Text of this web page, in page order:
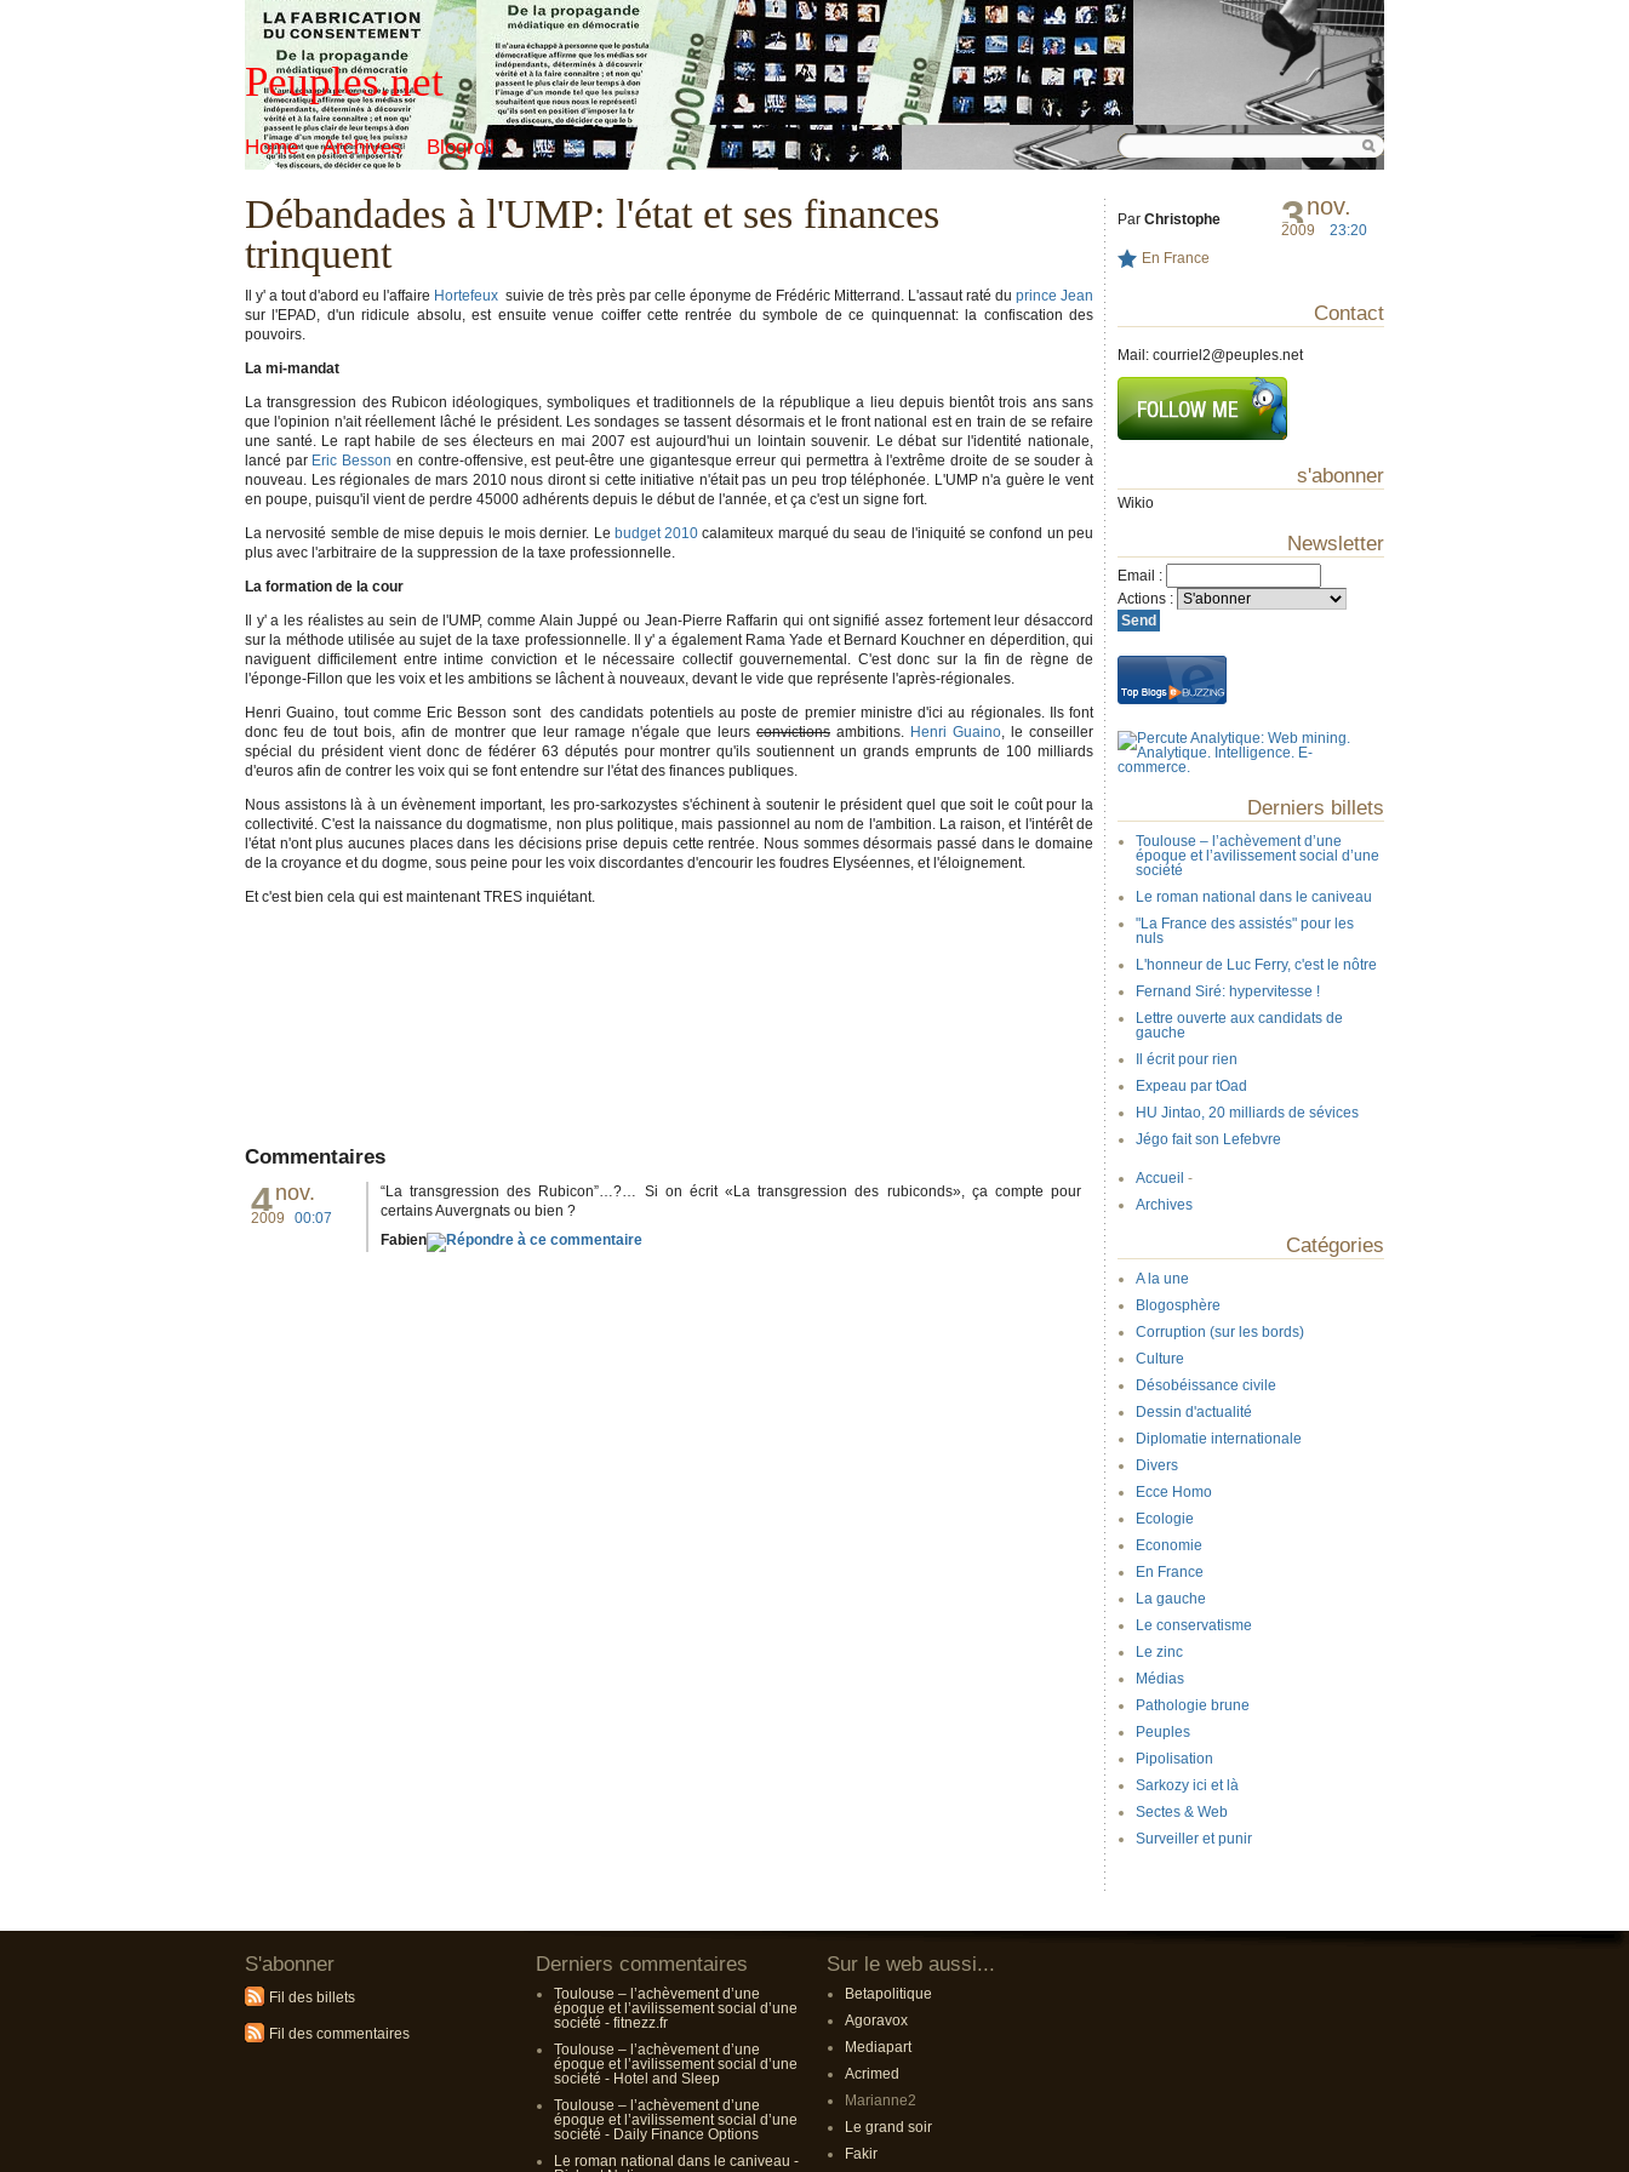
Peuples.net
Home Archives Blogroll
Débandades à l'UMP: l'état et ses finances
trinquent
3nov.
2009 23:20
Par Christophe
En France
Il y' a tout d'abord eu l'affaire Hortefeux suivie de très près par celle éponyme de Frédéric Mitterrand. L'assaut raté du prince Jean
sur l'EPAD, d'un ridicule absolu, est ensuite venue coiffer cette rentrée du symbole de ce quinquennat: la confiscation des
pouvoirs.
La mi-mandat
La transgression des Rubicon idéologiques, symboliques et traditionnels de la république a lieu depuis bientôt trois ans sans
que l'opinion n'ait réellement lâché le président. Les sondages se tassent désormais et le front national est en train de se refaire
une santé. Le rapt habile de ses électeurs en mai 2007 est aujourd'hui un lointain souvenir. Le débat sur l'identité nationale,
lancé par Eric Besson en contre-offensive, est peut-être une gigantesque erreur qui permettra à l'extrême droite de se souder à
nouveau. Les régionales de mars 2010 nous diront si cette initiative n'était pas un peu trop téléphonée. L'UMP n'a guère le vent
en poupe, puisqu'il vient de perdre 45000 adhérents depuis le début de l'année, et ça c'est un signe fort.
La nervosité semble de mise depuis le mois dernier. Le budget 2010 calamiteux marqué du seau de l'iniquité se confond un peu
plus avec l'arbitraire de la suppression de la taxe professionnelle.
La formation de la cour
Il y' a les réalistes au sein de l'UMP, comme Alain Juppé ou Jean-Pierre Raffarin qui ont signifié assez fortement leur désaccord
sur la méthode utilisée au sujet de la taxe professionnelle. Il y' a également Rama Yade et Bernard Kouchner en déperdition, qui
naviguent difficilement entre intime conviction et le nécessaire collectif gouvernemental. C'est donc sur la fin de règne de
l'éponge-Fillon que les voix et les ambitions se lâchent à nouveaux, devant le vide que représente l'après-régionales.
Henri Guaino, tout comme Eric Besson sont des candidats potentiels au poste de premier ministre d'ici au régionales. Ils font
donc feu de tout bois, afin de montrer que leur ramage n'égale que leurs convictions ambitions. Henri Guaino, le conseiller
spécial du président vient donc de fédérer 63 députés pour montrer qu'ils soutiennent un grands emprunts de 100 milliards
d'euros afin de contrer les voix qui se font entendre sur l'état des finances publiques.
Nous assistons là à un évènement important, les pro-sarkozystes s'échinent à soutenir le président quel que soit le coût pour la
collectivité. C'est la naissance du dogmatisme, non plus politique, mais passionnel au nom de l'ambition. La raison, et l'intérêt de
l'état n'ont plus aucunes places dans les décisions prise depuis cette rentrée. Nous sommes désormais passé dans le domaine
de la croyance et du dogme, sous peine pour les voix discordantes d'encourir les foudres Elyséennes, et l'éloignement.
Et c'est bien cela qui est maintenant TRES inquiétant.
Commentaires
4nov.
2009 00:07
“La transgression des Rubicon”…?… Si on écrit «La transgression des rubiconds», ça compte pour
certains Auvergnats ou bien ?
Fabien
Contact
Mail: courriel2@peuples.net
s'abonner
Wikio
Newsletter
Email :
Actions :
Derniers billets
Toulouse – l’achèvement d’une
époque et l’avilissement social d’une
société
Le roman national dans le caniveau
"La France des assistés" pour les
nuls
L'honneur de Luc Ferry, c'est le nôtre
Fernand Siré: hypervitesse !
Lettre ouverte aux candidats de
gauche
Il écrit pour rien
Expeau par tOad
HU Jintao, 20 milliards de sévices
Jégo fait son Lefebvre
Accueil -
Archives
Catégories
A la une
Blogosphère
Corruption (sur les bords)
Culture
Désobéissance civile
Dessin d'actualité
Diplomatie internationale
Divers
Ecce Homo
Ecologie
Economie
En France
La gauche
Le conservatisme
Le zinc
Médias
Pathologie brune
Peuples
Pipolisation
Sarkozy ici et là
Sectes & Web
Surveiller et punir
S'abonner
Fil des billets
Fil des commentaires
Derniers commentaires
Toulouse – l’achèvement d’une
époque et l’avilissement social d’une
société - fitnezz.fr
Toulouse – l’achèvement d’une
époque et l’avilissement social d’une
société - Hotel and Sleep
Toulouse – l’achèvement d’une
époque et l’avilissement social d’une
société - Daily Finance Options
Le roman national dans le caniveau -
Sur le web aussi...
Betapolitique
Agoravox
Mediapart
Acrimed
Marianne2
Le grand soir
Fakir